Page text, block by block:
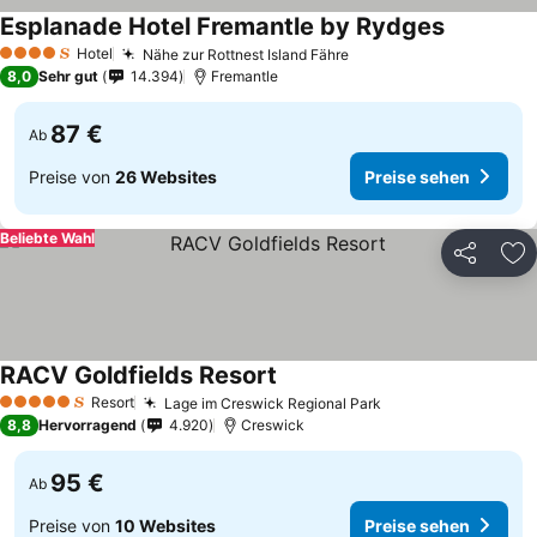
4 Sterne Hotel Nähe zur Rottnest Island Fähre
Esplanade Hotel Fremantle by Rydges
8,0 Sehr gut 14.394 Fremantle
Ab 87 €
Preise von 26 Websites Preise sehen
Teilen
Beliebte Wahl
5 Sterne Resort Lage im Creswick Regional Park
RACV Goldfields Resort
8,8 Hervorragend 4.920 Creswick
Ab 95 €
Preise von 10 Websites Preise sehen